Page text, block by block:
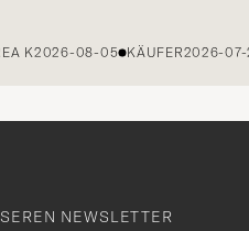
K2026-08-05 KÄUFER2026-07-27
NEWSLETTER